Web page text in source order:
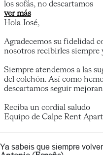
los sofás, no descartamos
ver más
Hola José,
Agradecemos su fidelidad
nosotros recibirles siempre
Siempre atendemos a las
del colchón. Así como
descartamos seguir
Reciba un cordial saludo
Equipo de Calpe Rent
Ya sabeis que siempre